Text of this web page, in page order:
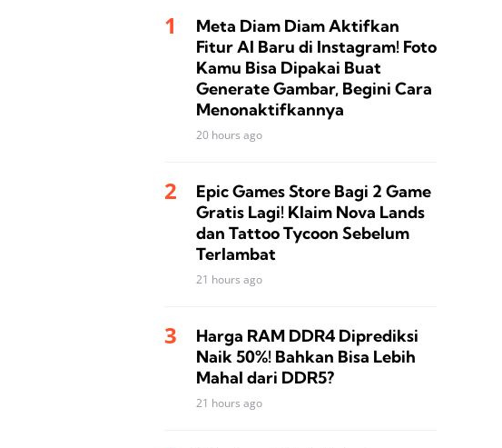
Meta Diam Diam Aktifkan
Fitur AI Baru di Instagram! Foto
Kamu Bisa Dipakai Buat
Generate Gambar, Begini Cara
Menonaktifkannya
20 hours ago
Epic Games Store Bagi 2 Game
Gratis Lagi! Klaim Nova Lands
dan Tattoo Tycoon Sebelum
Terlambat
21 hours ago
Harga RAM DDR4 Diprediksi
Naik 50%! Bahkan Bisa Lebih
Mahal dari DDR5?
21 hours ago